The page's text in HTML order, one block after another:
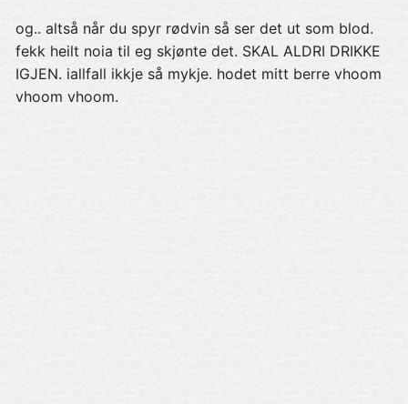
og.. altså når du spyr rødvin så ser det ut som blod.
fekk heilt noia til eg skjønte det. SKAL ALDRI DRIKKE
IGJEN. iallfall ikkje så mykje. hodet mitt berre vhoom
vhoom vhoom.